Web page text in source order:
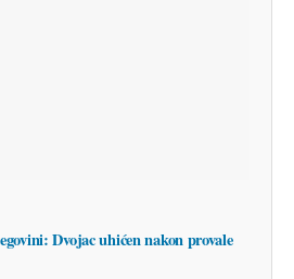
Dvojac uhićen nakon provale